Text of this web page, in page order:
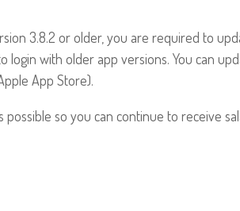
3.8.2 or older, you are required to
login with older app versions. You can
App Store).
so you can continue to receive